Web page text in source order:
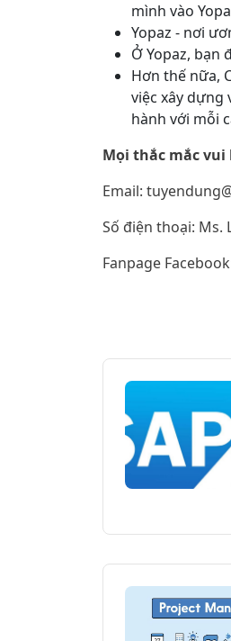
mình vào
Yopaz - nơi
Ở Yopaz,
Hơn thế nữa,
việc xây dựng
hành với mỗi
Mọi thắc mắc vui
Email:
Số điện thoại: Ms.
Fanpage